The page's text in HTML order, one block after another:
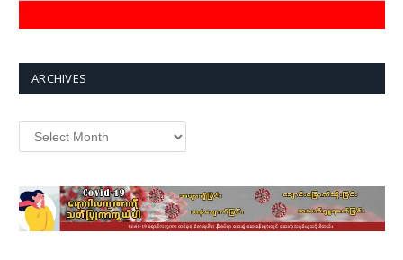
ARCHIVES
Archives